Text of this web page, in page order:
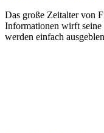
Das große Zeitalter von
Informationen wirft seine
werden einfach